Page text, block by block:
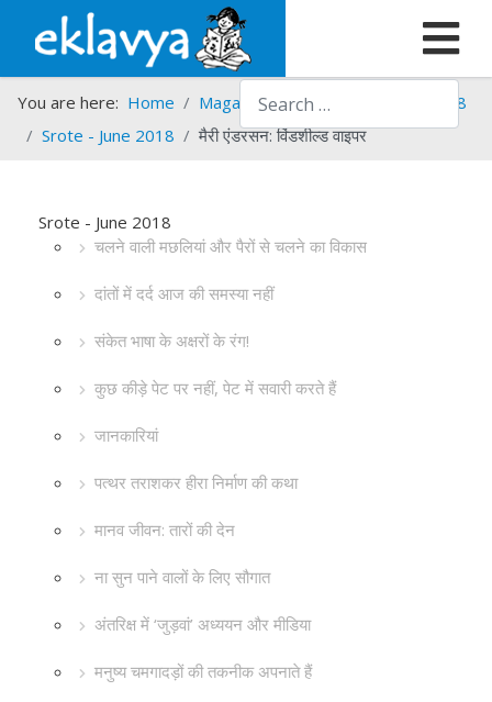
Search
You are here: Home Magazines Srote
Srote - 2018
Srote - June 2018
मैरी एंडरसन: विंडशील्ड वाइपर
Srote - June 2018
चलने वाली मछलियां और पैरों से चलने का विकास
दांतों में दर्द आज की समस्या नहीं
संकेत भाषा के अक्षरों के रंग!
कुछ कीड़े पेट पर नहीं, पेट में सवारी करते हैं
जानकारियां
पत्थर तराशकर हीरा निर्माण की कथा
मानव जीवन: तारों की देन
ना सुन पाने वालों के लिए सौगात
अंतरिक्ष में ‘जुड़वां’ अध्ययन और मीडिया
मनुष्य चमगादड़ों की तकनीक अपनाते हैं